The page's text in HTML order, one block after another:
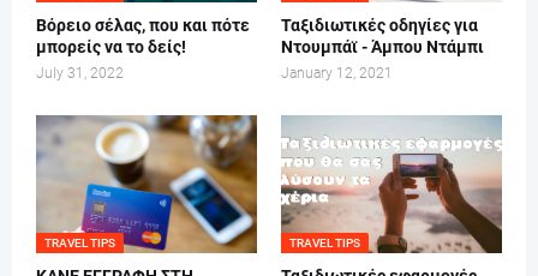
Βόρειο σέλας, που και πότε
μπορείς να το δείς!
July 31, 2022
Ταξιδιωτικές οδηγίες για
Ντουμπάϊ - Άμπου Ντάμπι
January 12, 2021
TRAVEL TIPS TRAVEL TIPS